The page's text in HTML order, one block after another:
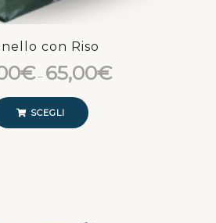
con Riso
€– 65,00€
SCEGLI